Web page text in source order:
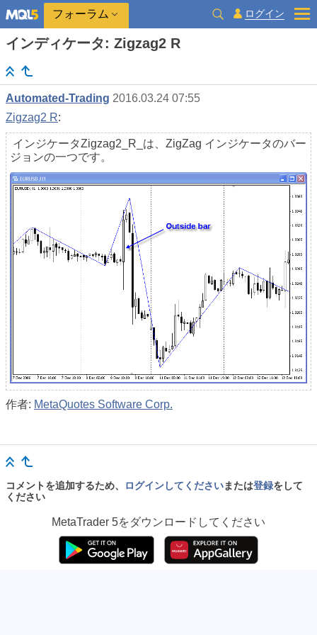
フォーラム ログイン
インディケータ: Zigzag2 R
Automated-Trading 2016.03.24 07:55
Zigzag2 R:
インジケータZigzag2_R_は、ZigZag インジケータのバー
ジョンの一つです。
作者: MetaQuotes Software Corp.
コメントを追加するため、 ログインしてくださいまたは登録をして
ください
MetaTrader 5をダウンロードしてください